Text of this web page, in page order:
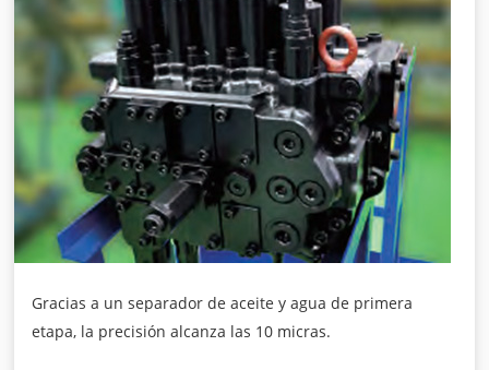
Gracias a un separador de aceite y agua de primera
etapa, la precisión alcanza las 10 micras.